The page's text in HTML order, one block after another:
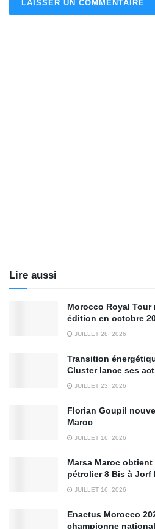
Lire aussi
Morocco Royal
édition en octobre
JUILLET 28, 2026
Transition
Cluster lance ses
JUILLET 23, 2026
Florian Goupil
Maroc
JUILLET 16, 2026
Marsa Maroc
pétrolier 8 Bis à Jorf
JUILLET 16, 2026
Enactus Morocco
championne